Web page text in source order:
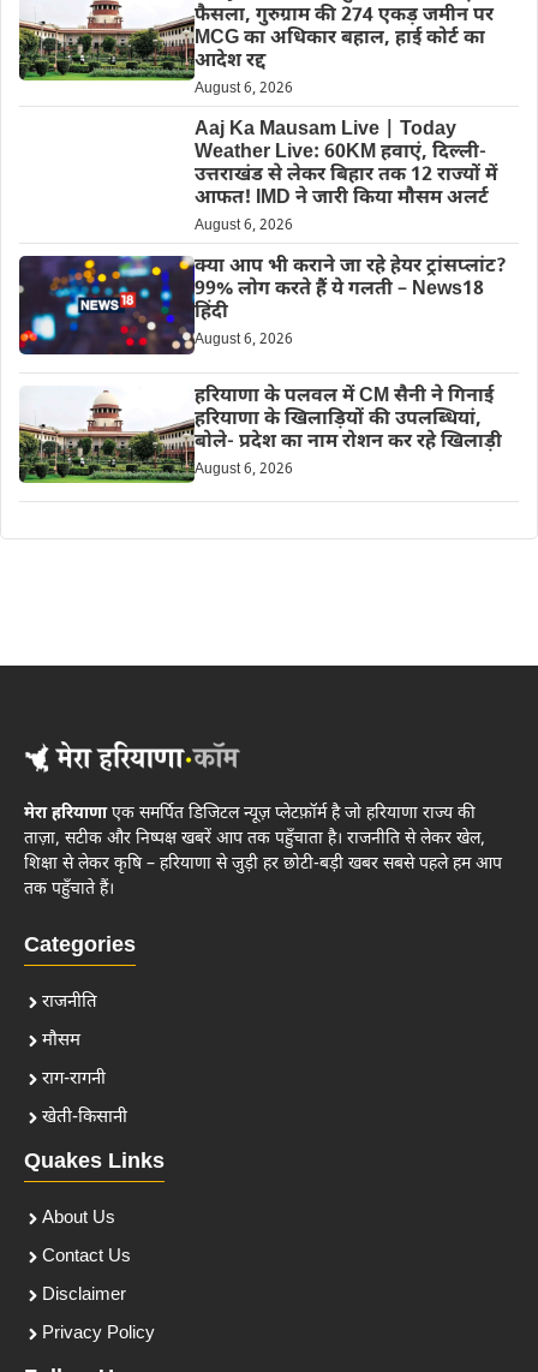
फैसला, गुरुग्राम की 274 एकड़ जमीन पर
MCG का अधिकार बहाल, हाई कोर्ट का
आदेश रद्द
August 6, 2026
Aaj Ka Mausam Live | Today
Weather Live: 60KM हवाएं, दिल्ली-
उत्तराखंड से लेकर बिहार तक 12 राज्यों में
आफत! IMD ने जारी किया मौसम अलर्ट
August 6, 2026
क्या आप भी कराने जा रहे हेयर ट्रांसप्लांट?
99% लोग करते हैं ये गलती – News18
हिंदी
August 6, 2026
हरियाणा के पलवल में CM सैनी ने गिनाई
हरियाणा के खिलाड़ियों की उपलब्धियां,
बोले- प्रदेश का नाम रोशन कर रहे खिलाड़ी
August 6, 2026
मेरा हरियाणाएक समर्पित डिजिटल न्यूज़ प्लेटफ़ॉर्म है जो हरियाणा राज्य की
ताज़ा, सटीक और निष्पक्ष खबरें आप तक पहुँचाता है। राजनीति से लेकर खेल,
शिक्षा से लेकर कृषि – हरियाणा से जुड़ी हर छोटी-बड़ी खबर सबसे पहले हम आप
तक पहुँचाते हैं।
Categories
राजनीति
मौसम
राग-रागनी
खेती-किसानी
Quakes Links
About Us
Contact Us
Disclaimer
Privacy Policy